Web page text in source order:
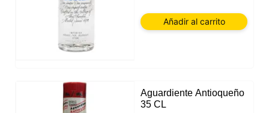
Añadir al carrito
Aguardiente Antioqueño
35 CL